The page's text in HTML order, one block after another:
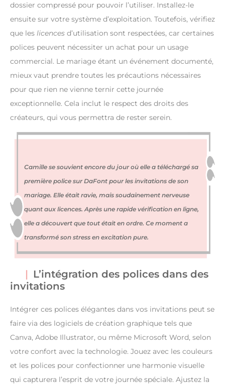
dossier compressé pour pouvoir l’utiliser. Installez-le
ensuite sur votre système d’exploitation. Toutefois, vérifiez
que les licences d’utilisation sont respectées, car certaines
polices peuvent nécessiter un achat pour un usage
commercial. Le mariage étant un événement documenté,
mieux vaut prendre toutes les précautions nécessaires
pour que rien ne vienne ternir cette journée
exceptionnelle. Cela inclut le respect des droits des
créateurs, qui vous permettra de rester serein.
Camille se souvient encore du jour où elle a téléchargé sa
première police sur DaFont pour les invitations de son
mariage. Elle était ravie, mais soudainement nerveuse
quant aux licences. Après une rapide vérification en ligne,
elle a découvert que tout était en ordre. Ce moment a
transformé son stress en excitation pure.
L’intégration des polices dans des
invitations
Intégrer ces polices élégantes dans vos invitations peut se
faire via des logiciels de création graphique tels que
Canva, Adobe Illustrator, ou même Microsoft Word, selon
votre confort avec la technologie. Jouez avec les couleurs
et les polices pour confectionner une harmonie visuelle
qui capturera l’esprit de votre journée spéciale. Ajustez la